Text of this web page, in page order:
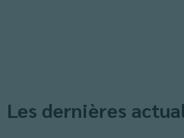
Les dernières